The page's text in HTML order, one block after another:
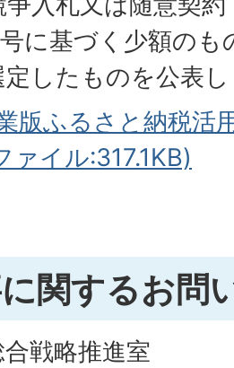
に基づく少額の
したものを公表
版ふるさと納税活
ァイル:317.1KB)
関するお問
戦略推進室